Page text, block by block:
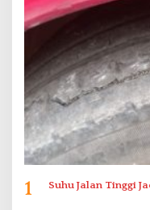
1 Suhu Jalan Tinggi